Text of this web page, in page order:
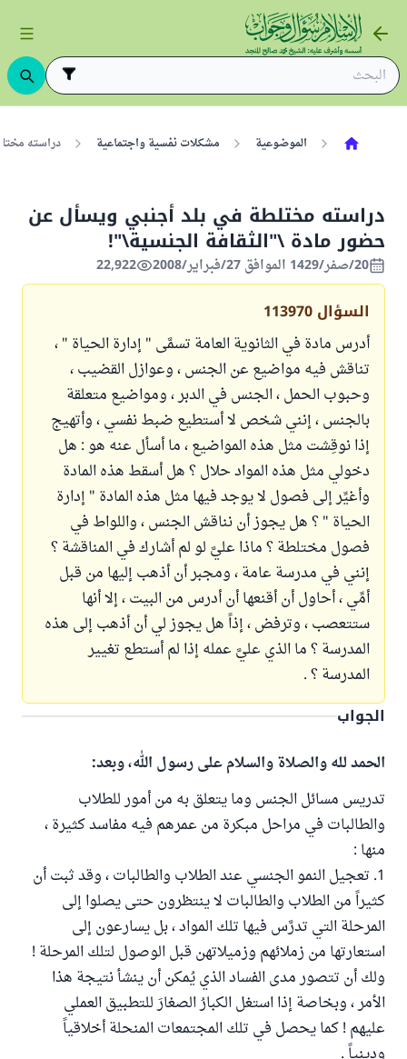
الموضوعية مشكلات نفسية واجتماعية دراسته
دراسته مختلطة في بلد أجنبي ويسأل عن
حضور مادة \"الثقافة الجنسية\"!
20/صفر/1429 الموافق 27/فبراير/2008 22,922
السؤال 113970
أدرس مادة في الثانوية العامة تسمَّى " إدارة الحياة " ،
تناقش فيه مواضيع عن الجنس ، وعوازل القضيب ،
وحبوب الحمل ، الجنس في الدبر ، ومواضيع متعلقة
بالجنس ، إنني شخص لا أستطيع ضبط نفسي ، وأتهيج
إذا نوقِشت مثل هذه المواضيع ، ما أسأل عنه هو : هل
دخولي مثل هذه المواد حلال ؟ هل أسقط هذه المادة
وأغيِّر إلى فصول لا يوجد فيها مثل هذه المادة " إدارة
الحياة " ؟ هل يجوز أن نناقش الجنس ، واللواط في
فصول مختلطة ؟ ماذا عليَّ لو لم أشارك في المناقشة ؟
إنني في مدرسة عامة ، ومجبر أن أذهب إليها من قبل
أمِّي ، أحاول أن أقنعها أن أدرس من البيت ، إلا أنها
ستتعصب ، وترفض ، إذاً هل يجوز لي أن أذهب إلى هذه
المدرسة ؟ ما الذي عليَّ عمله إذا لم أستطع تغيير
المدرسة ؟ .
الجواب
الحمد لله والصلاة والسلام على رسول الله، وبعد:
تدريس مسائل الجنس وما يتعلق به من أمور للطلاب
والطالبات في مراحل مبكرة من عمرهم فيه مفاسد كثيرة ،
منها :
1. تعجيل النمو الجنسي عند الطلاب والطالبات ، وقد ثبت أن
كثيراً من الطلاب والطالبات لا ينتظرون حتى يصلوا إلى
المرحلة التي تدرَّس فيها تلك المواد ، بل يسارعون إلى
استعارتها من زملائهم وزميلاتهن قبل الوصول لتلك المرحلة !
ولك أن تتصور مدى الفساد الذي يُمكن أن ينشأ نتيجة هذا
الأمر ، وبخاصة إذا استغل الكبارُ الصغارَ للتطبيق العملي
عليهم ! كما يحصل في تلك المجتمعات المنحلة أخلاقياً